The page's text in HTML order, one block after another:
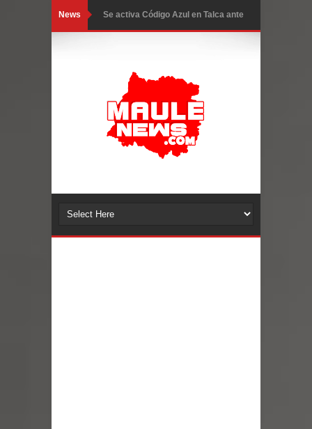
News Se activa Código Azul en Talca ante
GORE Maule figura tercero a nivel
nacional en gasto por viajes y
traslados con $133 millones
Dos internos intentaron escapar por
Temporal obliga a cerrar